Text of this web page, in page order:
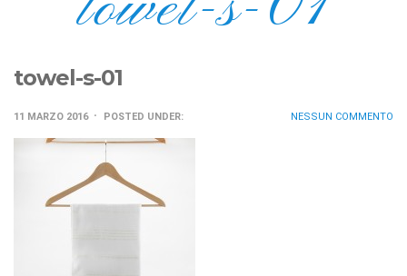
towel-s-01
11 MARZO 2016 POSTED UNDER: NESSUN COMMENTO